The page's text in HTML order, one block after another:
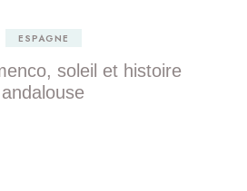
ESPAGNE
soleil et histoire
andalouse